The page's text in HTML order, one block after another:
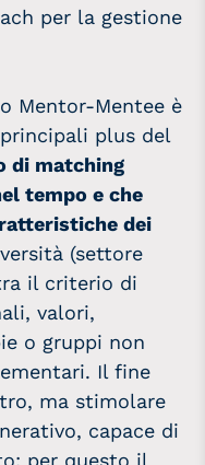
per la gestione
Mentor-Mentee è
plus del
di matching
tempo e che
dei
(settore
il criterio di
valori,
o gruppi non
Il fine
ma stimolare
capace di
per questo il